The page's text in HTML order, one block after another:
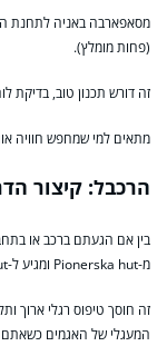
מסאפארבה באניה לתחנת
(פחות מומלץ).
זה דורש תכנון טוב, בדיקת
מתאים למי שמחפש חוויה
הרכבל: קיצור
בין אם הגעתם ברכב או
מ-Pionerska hut ומגיע ל-Rila Lakes hut (בקתת אגמי רילה).
זה חוסך טיפוס רגלי ארוך
המעגלי של האגמים כשאתם